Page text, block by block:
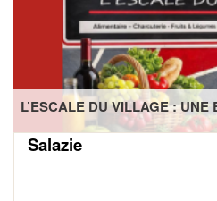
L’ESCALE DU VILLAGE : UNE
Salazie